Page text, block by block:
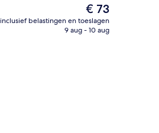
De
huidige
prijs
€ 73
inclusief belastingen en toeslagen
9 aug - 10 aug